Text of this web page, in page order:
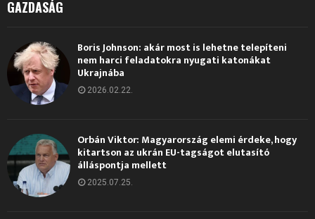
GAZDASÁG
Boris Johnson: akár most is lehetne telepíteni
nem harci feladatokra nyugati katonákat
Ukrajnába
2026.02.22.
Orbán Viktor: Magyarország elemi érdeke, hogy
kitartson az ukrán EU-tagságot elutasító
álláspontja mellett
2025.07.25.